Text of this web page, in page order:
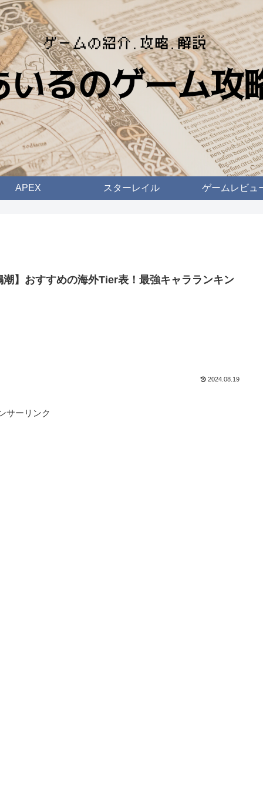
APEX スターレイル ゲームレビュ
潮】おすすめの海外Tier表！最強キャラランキン
2024.08.19
サーリンク